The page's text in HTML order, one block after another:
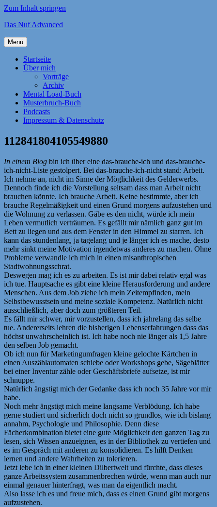
Zum Inhalt springen
Das Nuf Advanced
Menü
Startseite
Über mich
Vorträge
Archiv
Mental Load-Buch
Musterbruch-Buch
Podcasts
Impressum & Datenschutz
112841804105549880
In einem Blog bin ich über eine das-brauche-ich und das-brauche-
ich-nicht-Liste gestolpert. Bei das-brauche-ich-nicht stand: Arbeit.
Ich nehme an, nicht im Sinne der Möglichkeit des Gelderwerbs.
Dennoch finde ich die Vorstellung seltsam dass man Arbeit nicht
brauchen könnte. Ich brauche Arbeit. Keine bestimmte, aber ich
brauche Regelmäßigkeit und einen Grund morgens aufzustehen und
die Wohnung zu verlassen. Gäbe es den nicht, würde ich mein
Leben vermutlich verträumen. Es gefällt mir nämlich ganz gut im
Bett zu liegen und aus dem Fenster in den Himmel zu starren. Ich
kann das stundenlang, ja tagelang und je länger ich es mache, desto
mehr sinkt meine Motivation irgendetwas anderes zu machen. Ohne
Probleme verwandle ich mich in einen misanthropischen
Stadtwohnungsschrat.
Deswegen mag ich es zu arbeiten. Es ist mir dabei relativ egal was
ich tue. Hauptsache es gibt eine kleine Herausforderung und andere
Menschen. Aus dem Job ziehe ich mein Zeitempfinden, mein
Selbstbewusstsein und meine soziale Kompetenz. Natürlich nicht
ausschließlich, aber doch zum größteren Teil.
Es fällt mir schwer, mir vorzustellen, dass ich jahrelang das selbe
tue. Andererseits lehren die bisherigen Lebenserfahrungen dass das
höchst unwahrscheinlich ist. Ich habe noch nie länger als 1,5 Jahre
den selben Job gemacht.
Ob ich nun für Marketingumfragen kleine gelochte Kärtchen in
einen Auszählautomaten schiebe oder Workshops gebe, Sägeblätter
bei einer Inventur zähle oder Geschäftsbriefe aufsetze, ist mir
schnuppe.
Natürlich ängstigt mich der Gedanke dass ich noch 35 Jahre vor mir
habe.
Noch mehr ängstigt mich meine langsame Verblödung. Ich habe
gerne studiert und sicherlich doch nicht so grundlos, wie ich bislang
annahm, Psychologie und Philosophie. Denn diese
Fächerkombination bietet eine gute Möglichkeit den ganzen Tag zu
lesen, sich Wissen anzueignen, es in der Bibliothek zu vertiefen und
es im Gespräch mit anderen zu konsolidieren. Es hilft Denken
lernen und andere Wahrheiten zu tolerieren.
Jetzt lebe ich in einer kleinen Dilbertwelt und fürchte, dass dieses
ganze Arbeitssystem zusammenbrechen würde, wenn man auch nur
einmal genauer hinterfragt, was man da eigentlich macht.
Also lasse ich es und freue mich, dass es einen Grund gibt morgens
aufzustehen.